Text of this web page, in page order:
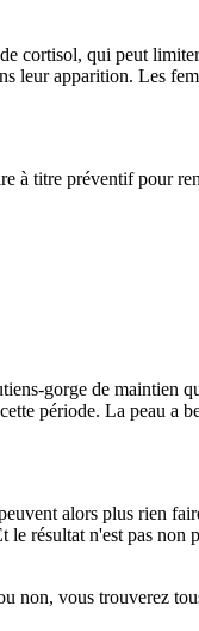
cortisol, qui peut
apparition. Les
à titre préventif pour
gorge de maintien
période. La peau a
alors plus rien
résultat n'est pas non
non, vous trouverez